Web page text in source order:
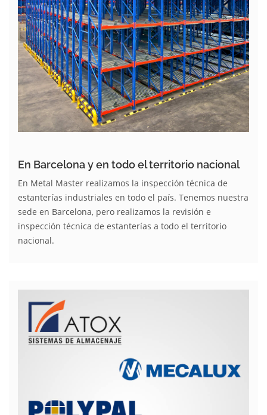
En Barcelona y en todo el territorio nacional
En Metal Master realizamos la inspección técnica de
estanterías industriales en todo el país. Tenemos nuestra
sede en Barcelona, pero realizamos la revisión e
inspección técnica de estanterías a todo el territorio
nacional.